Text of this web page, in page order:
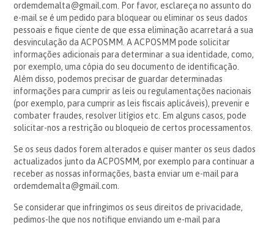
ordemdemalta@gmail.com. Por favor, esclareça no assunto do
e-mail se é um pedido para bloquear ou eliminar os seus dados
pessoais e fique ciente de que essa eliminação acarretará a sua
desvinculação da ACPOSMM. A ACPOSMM pode solicitar
informações adicionais para determinar a sua identidade, como,
por exemplo, uma cópia do seu documento de identificação.
Além disso, podemos precisar de guardar determinadas
informações para cumprir as leis ou regulamentações nacionais
(por exemplo, para cumprir as leis fiscais aplicáveis), prevenir e
combater fraudes, resolver litígios etc. Em alguns casos, pode
solicitar-nos a restrição ou bloqueio de certos processamentos.
Se os seus dados forem alterados e quiser manter os seus dados
actualizados junto da ACPOSMM, por exemplo para continuar a
receber as nossas informações, basta enviar um e-mail para
ordemdemalta@gmail.com.
Se considerar que infringimos os seus direitos de privacidade,
pedimos-lhe que nos notifique enviando um e-mail para